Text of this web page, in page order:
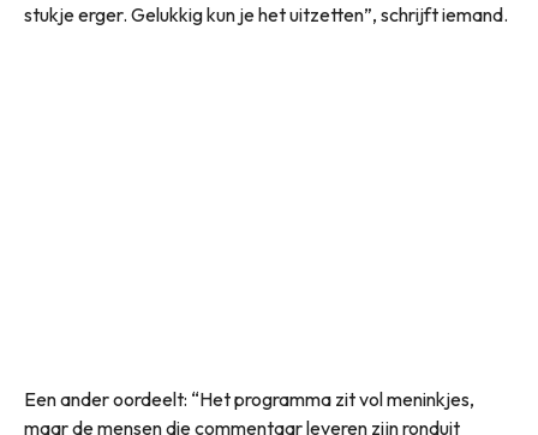
stukje erger. Gelukkig kun je het uitzetten”, schrijft iemand.
Een ander oordeelt: “Het programma zit vol meninkjes,
maar de mensen die commentaar leveren zijn ronduit